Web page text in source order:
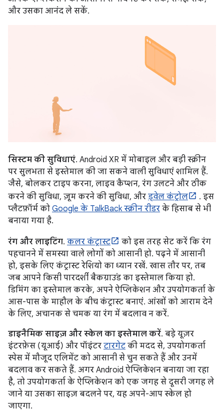
और उसका आनंद ले सकें.
सिस्टम की सुविधाएं. Android XR में मोबाइल और बड़ी स्क्रीन
पर सुलभता से इस्तेमाल की जा सकने वाली सुविधाएं शामिल हैं.
जैसे, बोलकर टाइप करना, लाइव कैप्शन, रंग उलटने और ठीक
करने की सुविधा, ज़ूम करने की सुविधा, और ड्वेल कंट्रोल
. इस
प्लैटफ़ॉर्म को Google के TalkBack स्क्रीन रीडर के हिसाब से भी
बनाया गया है.
रंग और लाइटिंग. कलर कंट्रास्ट
को इस तरह सेट करें कि रंग
पहचानने में समस्या वाले लोगों को आसानी हो. पढ़ने में आसानी
हो, इसके लिए कंट्रास्ट रेशियो का ध्यान रखें. खास तौर पर, तब
जब आपने किसी पारदर्शी बैकग्राउंड का इस्तेमाल किया हो.
डिमिंग का इस्तेमाल करके, अपने ऐप्लिकेशन और उपयोगकर्ता के
आस-पास के माहौल के बीच कंट्रास्ट बनाएं. आंखों को आराम देने
के लिए, अचानक से चमक या रंग में बदलाव न करें.
डाइनैमिक साइज़ और स्केल का इस्तेमाल करें. बड़े यूज़र
इंटरफ़ेस (यूआई) और पॉइंटर टारगेट की मदद से, उपयोगकर्ता
स्पेस में मौजूद एलिमेंट को आसानी से चुन सकते हैं और उनमें
बदलाव कर सकते हैं. अगर Android ऐप्लिकेशन बनाया जा रहा
है, तो उपयोगकर्ता के ऐप्लिकेशन को एक जगह से दूसरी जगह ले
जाने या उसका साइज़ बदलने पर, यह अपने-आप स्केल हो
जाएगा.